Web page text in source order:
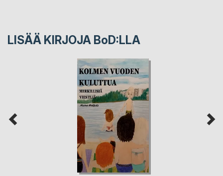
LISÄÄ KIRJOJA BoD:LLA